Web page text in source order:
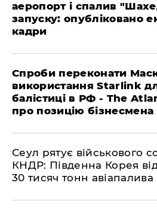
аеропорт і спалив
запуску: опубліковано
кадри
​Спроби переконати
використання Starlink
балістиці в РФ - The
про позицію бізнесмена
​Сеул рятує військового
КНДР: Південна Корея
30 тисяч тонн авіапалива